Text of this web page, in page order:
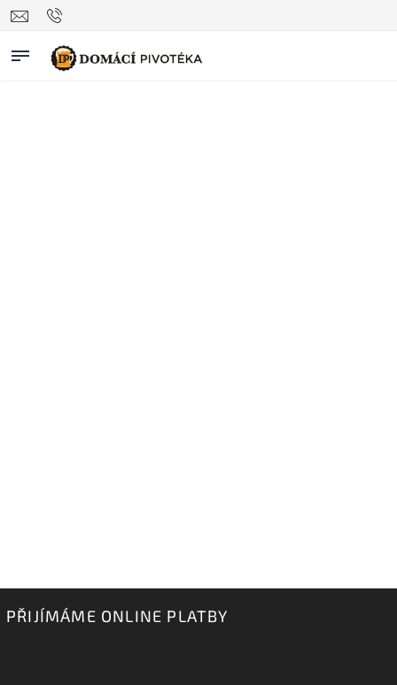
PŘIJÍMÁME ONLINE PLATBY